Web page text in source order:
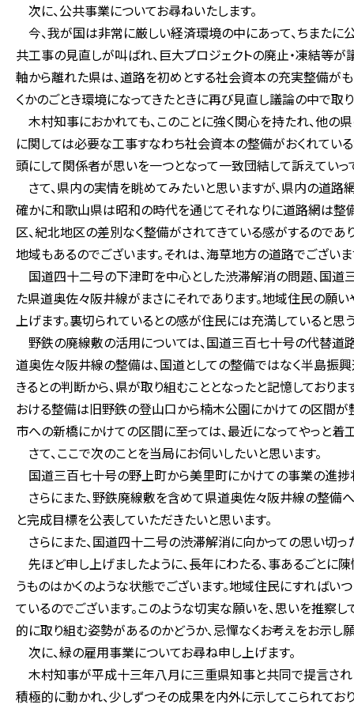
次に、公共事業についてお尋ねいたします。
今、我が国は非常に厳しい経済環境の中にあって、ちまたに
共工事の見直しが叫ばれ、巨大プロジェクトの廃止・凍結等が
軸から離れた県は、道路を初めとする社会資本の充実整備が
くかのごとき環境になってきたときに再び見直し議論の中で取
木村知事におかれても、このことに強く関心を持たれ、他の
に関しては必要な工事すなわち社会資本の整備がおくれてい
頭にして関係者が思いを一つとなって一致団結して訴えていっ
さて、県内の実情を眺めてみたいと思いますが、県内の道
確かに和歌山県は昭和の時代を通じてそれなりに道路網は整
区、紀北地区の差別なく整備がされてきている感がするので
地域もあるのでございます。それは、海草地方の道路でございま
国道四十二号の下津町を中心とした渋滞解消の問題、国道
た県道奥佐々阪井線がまさにそれであります。地域住民の願
上げます。裏切られているとの感が住民には充満していると思
野鉄の廃線敷の活用については、国道三百七十号の代替道
道奥佐々阪井線の整備は、国道としての整備ではなく半島振
きるとの判断から、県が取り組むこととなったと記憶しており
おける整備は旧野鉄の登山口から楠木公園にかけての区間が
市への新橋にかけての区間に至っては、最近になってやっと着
さて、ここで次のことを当局にお伺いしたいと思います。
国道三百七十号の野上町から美里町にかけての事業の進捗
さらにまた、野鉄廃線敷を含めて県道奥佐々阪井線の整備
と完成目標を公表していただきたいと思います。
さらにまた、国道四十二号の渋滞解消に向かっての思い切っ
先ほど申し上げましたように、長年にわたる、事あるごとに
うものはかくのような状態でございます。地域住民にすればい
ているのでございます。このような切実な願いを、思いを推
的に取り組む姿勢があるのかどうか、忌憚なくお考えをお示し
次に、緑の雇用事業についてお尋ね申し上げます。
木村知事が平成十三年八月に三重県知事と共同で提言され
積極的に動かれ、少しずつその成果を内外に示してこられてお